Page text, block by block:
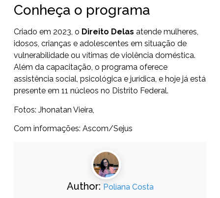
Conheça o programa
Criado em 2023, o Direito Delas atende mulheres,
idosos, crianças e adolescentes em situação de
vulnerabilidade ou vítimas de violência doméstica.
Além da capacitação, o programa oferece
assistência social, psicológica e jurídica, e hoje já está
presente em 11 núcleos no Distrito Federal.
Fotos: Jhonatan Vieira,
Com informações: Ascom/Sejus
Author: Poliana Costa